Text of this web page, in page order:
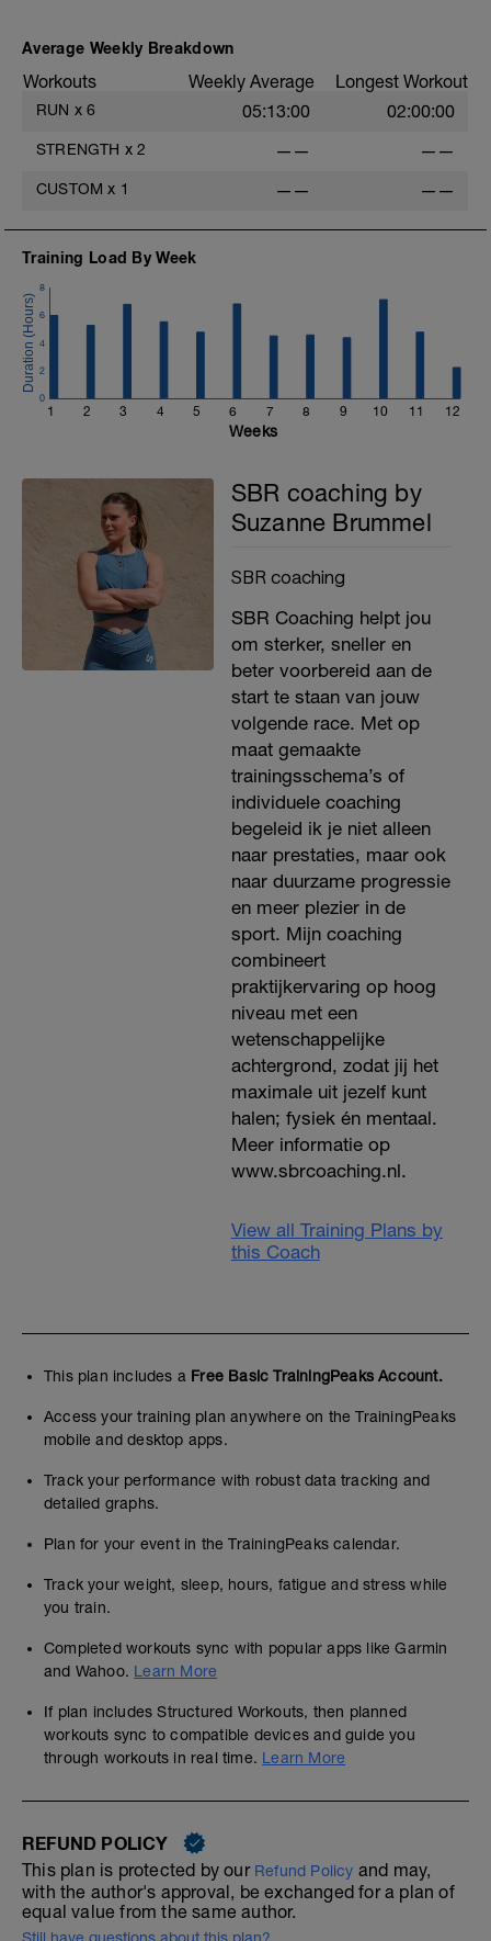
Average Weekly Breakdown
Workouts Weekly Average Longest Workout
RUN x 6 05:13:00 02:00:00
STRENGTH x 2 —— ——
CUSTOM x 1 —— ——
Training Load By Week
1 2 3 4 5 6 7 8 9 10 11 12
0
2
4
6
8
Weeks
SBR coaching by
Suzanne Brummel
SBR coaching
SBR Coaching helpt jou
om sterker, sneller en
beter voorbereid aan de
start te staan van jouw
volgende race. Met op
maat gemaakte
trainingsschema’s of
individuele coaching
begeleid ik je niet alleen
naar prestaties, maar ook
naar duurzame progressie
en meer plezier in de
sport. Mijn coaching
combineert
praktijkervaring op hoog
niveau met een
wetenschappelijke
achtergrond, zodat jij het
maximale uit jezelf kunt
halen; fysiek én mentaal.
Meer informatie op
www.sbrcoaching.nl.
View all Training Plans by
this Coach
This plan includes a Free Basic TrainingPeaks Account.
Access your training plan anywhere on the TrainingPeaks
mobile and desktop apps.
Track your performance with robust data tracking and
detailed graphs.
Plan for your event in the TrainingPeaks calendar.
Track your weight, sleep, hours, fatigue and stress while
you train.
Completed workouts sync with popular apps like Garmin
and Wahoo. Learn More
If plan includes Structured Workouts, then planned
workouts sync to compatible devices and guide you
through workouts in real time. Learn More
REFUND POLICY
This plan is protected by our Refund Policy and may,
with the author's approval, be exchanged for a plan of
equal value from the same author.